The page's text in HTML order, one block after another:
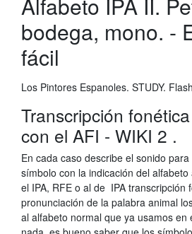
bodega, mono. -
fácil
Los Pintores Espanoles. STUDY.
Transcripción
con el AFI - WIKI 2 .
En cada caso describe el sonido
símbolo con la indicación del
el IPA, RFE o al de IPA transcripción
pronunciación de la palabra animal
al alfabeto normal que ya usamos en